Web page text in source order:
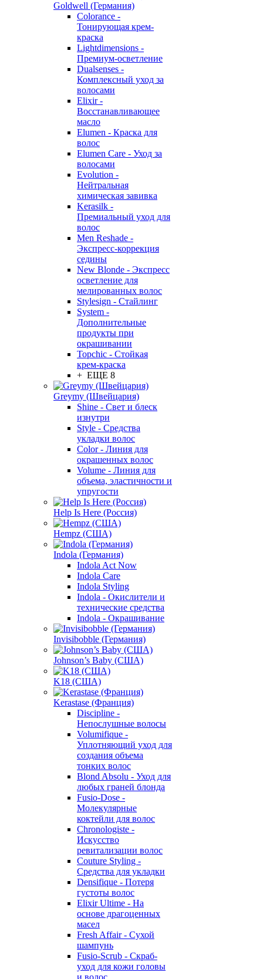
Goldwell (Германия)
Colorance -
Тонирующая крем-
краска
Lightdimensions -
Премиум-осветление
Dualsenses -
Комплексный уход за
волосами
Elixir -
Восстанавливающее
масло
Elumen - Краска для
волос
Elumen Care - Уход за
волосами
Evolution -
Нейтральная
химическая завивка
Kerasilk -
Премиальный уход для
волос
Men Reshade -
Экспресс-коррекция
седины
New Blonde - Экспресс
осветление для
мелированных волос
Stylesign - Стайлинг
System -
Дополнительные
продукты при
окрашивании
Topchic - Стойкая
крем-краска
+ ЕЩЕ 8
Greymy (Швейцария)
Shine - Свет и блеск
изнутри
Style - Средства
укладки волос
Color - Линия для
окрашенных волос
Volume - Линия для
объема, эластичности и
упругости
Help Is Here (Россия)
Hempz (США)
Indola (Германия)
Indola Act Now
Indola Care
Indola Styling
Indola - Окислители и
технические средства
Indola - Окрашивание
Invisibobble (Германия)
Johnson’s Baby (США)
K18 (США)
Kerastase (Франция)
Discipline -
Непослушные волосы
Volumifique -
Уплотняющий уход для
создания объема
тонких волос
Blond Absolu - Уход для
любых граней блонда
Fusio-Dose -
Молекулярные
коктейли для волос
Chronologiste -
Искусство
ревитализации волос
Couture Styling -
Средства для укладки
Densifique - Потеря
густоты волос
Elixir Ultime - На
основе драгоценных
масел
Fresh Affair - Сухой
шампунь
Fusio-Scrub - Скраб-
уход для кожи головы
и волос